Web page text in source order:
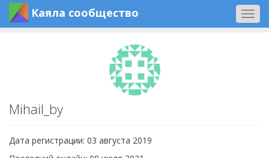
Каяла сообщество
Mihail_by
Дата регистрации: 03 августа 2019